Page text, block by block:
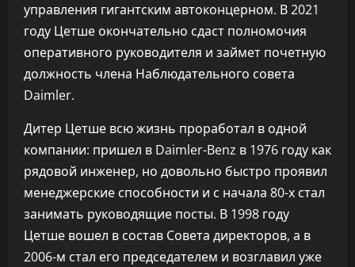
управления гигантским автоконцерном. В 2021
году Цетше окончательно сдаст полномочия
оперативного руководителя и займет почетную
должность члена Наблюдательного совета
Daimler.
Дитер Цетше всю жизнь проработал в одной
компании: пришел в Daimler-Benz в 1976 году как
рядовой инженер, но довольно быстро проявил
менеджерские способности и с начала 80-х стал
занимать руководящие посты. В 1998 году
Цетше вошел в состав Совета директоров, а в
2006-м стал его председателем и возглавил уже